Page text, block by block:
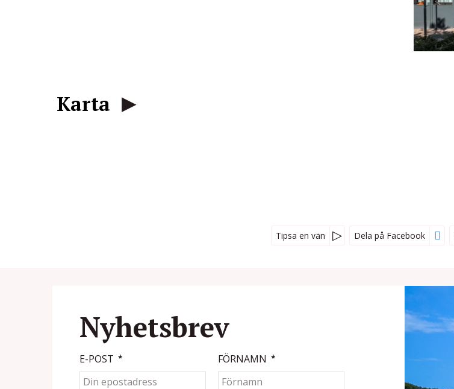
Karta
Tipsa en vän Dela på Facebook
Nyhetsbrev
E-POST * FÖRNAMN *